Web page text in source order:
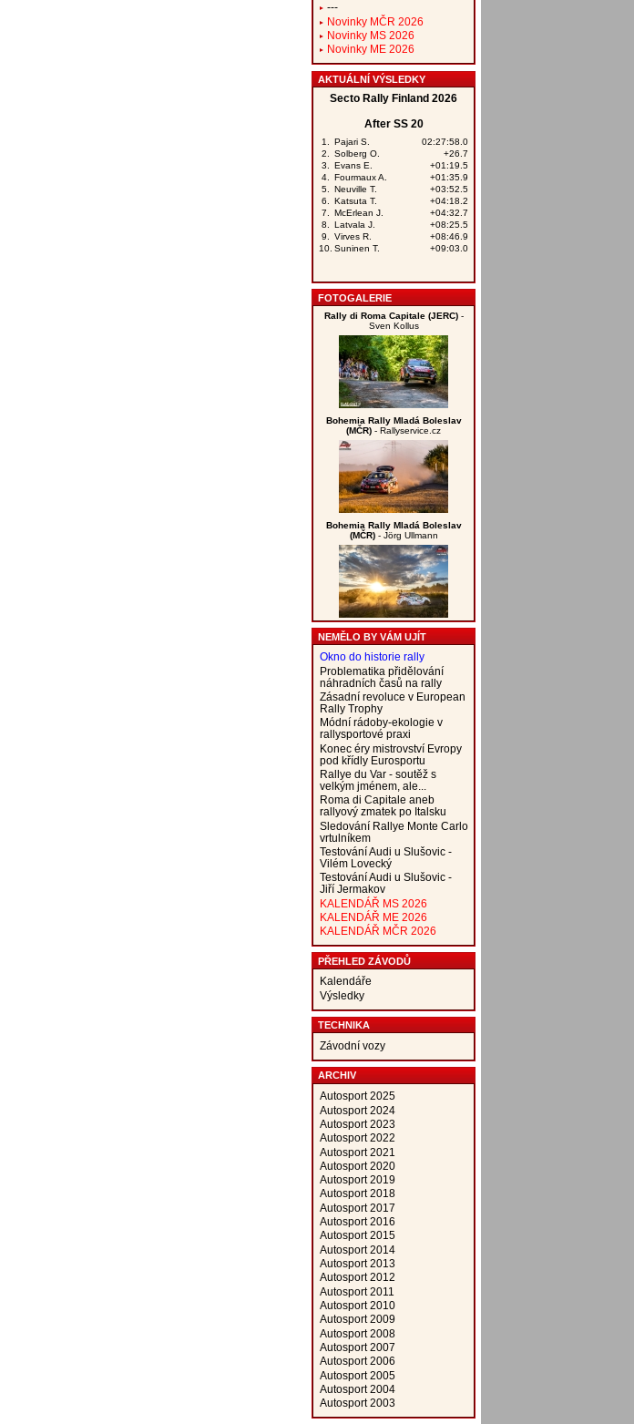
---
Novinky MČR 2026
Novinky MS 2026
Novinky ME 2026
AKTUÁLNÍ VÝSLEDKY
FOTOGALERIE
Rally di Roma Capitale (JERC)-
Sven Kollus
Bohemia Rally Mladá Boleslav
(MČR) - Rallyservice.cz
Bohemia Rally Mladá Boleslav
(MČR)- Jörg Ullmann
NEMĚLO BY VÁM UJÍT
Okno do historie rally
Problematika přidělování
náhradních časů na rally
Zásadní revoluce v European
Rally Trophy
Módní rádoby-ekologie v
rallysportové praxi
Konec éry mistrovství Evropy
pod křídly Eurosportu
Rallye du Var - soutěž s
velkým jménem, ale...
Roma di Capitale aneb
rallyový zmatek po Italsku
Sledování Rallye Monte Carlo
vrtulníkem
Testování Audi u Slušovic -
Vilém Lovecký
Testování Audi u Slušovic -
Jiří Jermakov
KALENDÁŘ MS 2026
KALENDÁŘ ME 2026
KALENDÁŘ MČR 2026
PŘEHLED ZÁVODŮ
Kalendáře
Výsledky
TECHNIKA
Závodní vozy
ARCHIV
Autosport 2025
Autosport 2024
Autosport 2023
Autosport 2022
Autosport 2021
Autosport 2020
Autosport 2019
Autosport 2018
Autosport 2017
Autosport 2016
Autosport 2015
Autosport 2014
Autosport 2013
Autosport 2012
Autosport 2011
Autosport 2010
Autosport 2009
Autosport 2008
Autosport 2007
Autosport 2006
Autosport 2005
Autosport 2004
Autosport 2003